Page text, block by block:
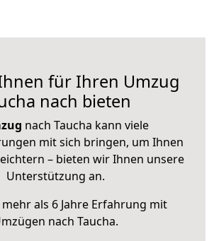
für Ihren Umzug
nach bieten
nach Taucha kann viele
mit sich bringen, um Ihnen
– bieten wir Ihnen unsere
Unterstützung an.
als 6 Jahre Erfahrung mit
nach Taucha.